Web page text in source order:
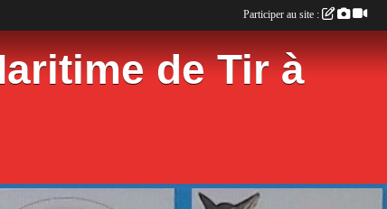
de Tir à
Participer au site :